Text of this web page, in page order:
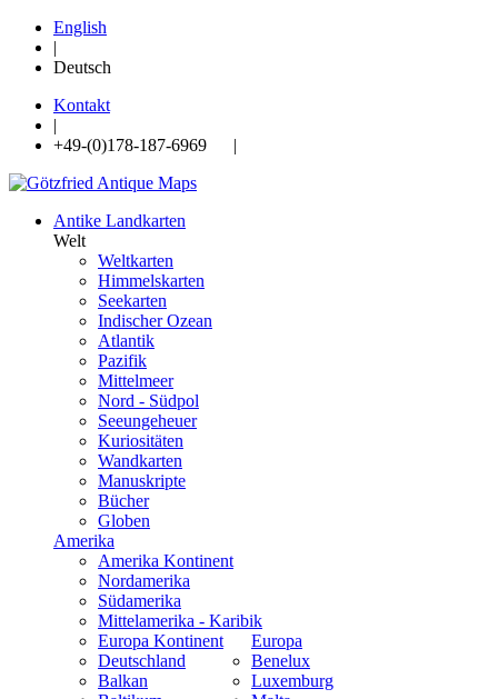
English
|
Deutsch
Kontakt
|
+49-(0)178-187-6969 |
Antike Landkarten
Welt
Weltkarten
Himmelskarten
Seekarten
Indischer Ozean
Atlantik
Pazifik
Mittelmeer
Nord - Südpol
Seeungeheuer
Kuriositäten
Wandkarten
Manuskripte
Bücher
Globen
Amerika
Amerika Kontinent
Nordamerika
Südamerika
Mittelamerika - Karibik
Europa
Europa Kontinent
Deutschland
Balkan
Benelux
Luxemburg